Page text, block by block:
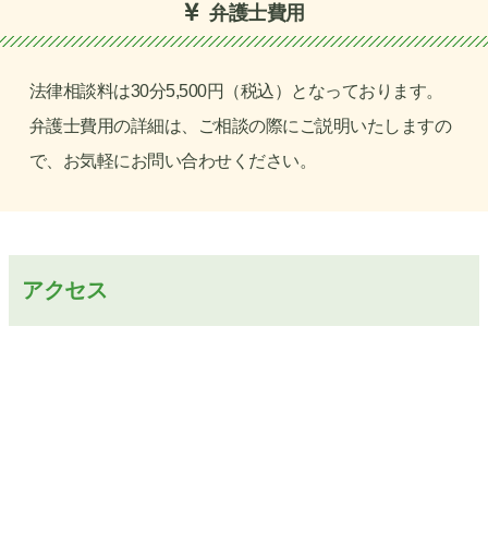
弁護士費用
法律相談料は30分5,500円（税込）となっております。
弁護士費用の詳細は、ご相談の際にご説明いたしますの
で、お気軽にお問い合わせください。
アクセス